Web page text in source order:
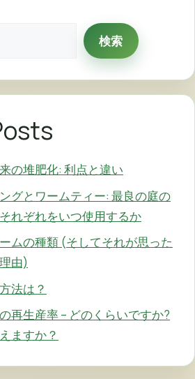
検索
の堆肥化: 利点と違い
グとワームティー: 最良の庭の
れぞれをいつ使用するか
ムの種類 (そしてそれが思った
由)
法は？
再生産率 – どのくらいですか?
ますか？